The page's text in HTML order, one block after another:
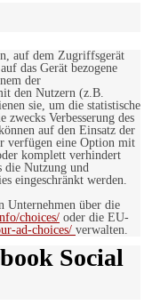
auf dem Zugriffsgerät
das Gerät bezogene
der
den Nutzern (z.B.
sie, um die statistische
zwecks Verbesserung des
auf den Einsatz der
verfügen eine Option mit
komplett verhindert
die Nutzung und
eingeschränkt werden.
Unternehmen über die
choices/ oder die EU-
ad-choices/ verwalten.
Social